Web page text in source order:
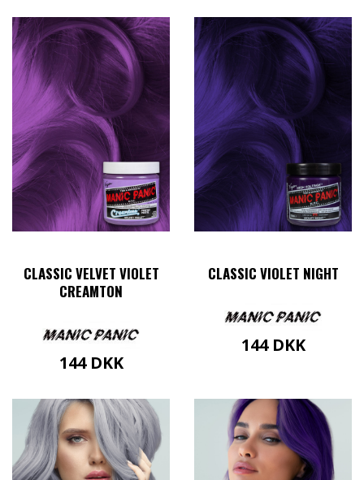
CLASSIC VELVET VIOLET
CREAMTON
144 DKK
CLASSIC VIOLET NIGHT
144 DKK